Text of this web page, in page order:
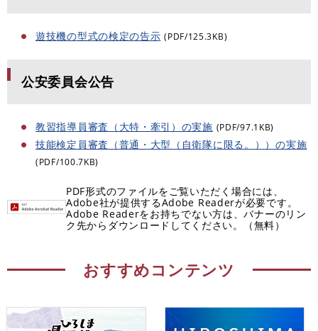
遊技機の型式の検定の告示 (PDF/125.3KB)
公安委員会公告
教習指導員審査（大特・牽引）の実施 (PDF/97.1KB)
技能検定員審査（普通・大型（自衛隊に限る。））の実施
(PDF/100.7KB)
PDF形式のファイルをご覧いただく場合には、
Adobe社が提供するAdobe Readerが必要です。
Adobe Readerをお持ちでない方は、バナーのリン
ク先からダウンロードしてください。（無料）
おすすめコンテンツ